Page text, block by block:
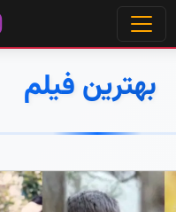
بهترین فیلم